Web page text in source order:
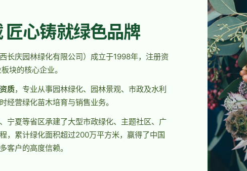
匠心铸就绿色品牌
长庆园林绿化有限公司）成立于1998年，注册资
块的核心企业。
质，专业从事园林绿化、园林景观、市政及水利
经营绿化苗木培育与销售业务。
宁夏等省区承建了大型市政绿化、主题社区、广
，累计绿化面积超过200万平方米，赢得了中国
客户的高度信赖。